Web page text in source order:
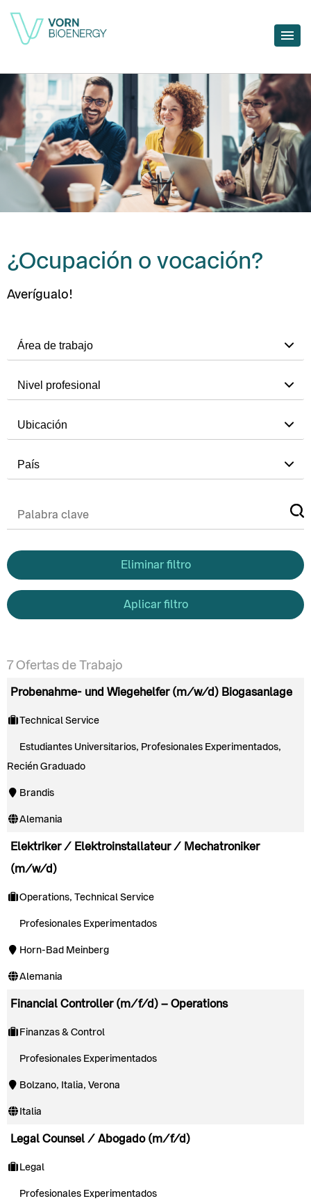
¿Ocupación o vocación?
Averígualo!
Área de trabajo
Nivel profesional
Ubicación
País
Eliminar filtro
Aplicar filtro
7Ofertas de Trabajo
Probenahme- und Wiegehelfer (m/w/d) Biogasanlage
Technical Service
Estudiantes Universitarios, Profesionales Experimentados,
Recién Graduado
Brandis
Alemania
Elektriker / Elektroinstallateur / Mechatroniker
(m/w/d)
Operations, Technical Service
Profesionales Experimentados
Horn-Bad Meinberg
Alemania
Financial Controller (m/f/d) – Operations
Finanzas & Control
Profesionales Experimentados
Bolzano, Italia, Verona
Italia
Legal Counsel / Abogado (m/f/d)
Legal
Profesionales Experimentados